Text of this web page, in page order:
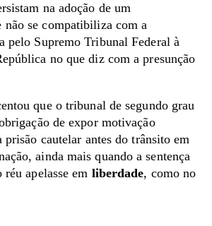
na adoção de um
não se compatibiliza com a
pelo Supremo Tribunal Federal à
no que diz com a presunção
que o tribunal de segundo grau
de expor motivação
prisão cautelar antes do trânsito em
ainda mais quando a sentença
apelasse em liberdade, como no